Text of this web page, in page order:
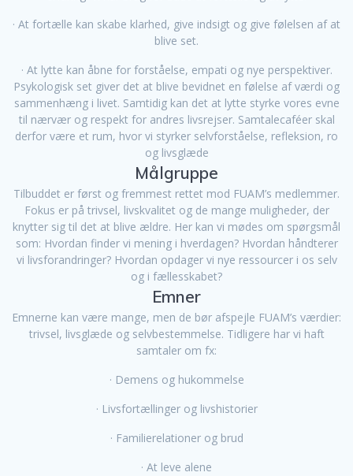
· At fortælle kan skabe klarhed, give indsigt og give følelsen af at
blive set.
· At lytte kan åbne for forståelse, empati og nye perspektiver.
Psykologisk set giver det at blive bevidnet en følelse af værdi og
sammenhæng i livet. Samtidig kan det at lytte styrke vores evne
til nærvær og respekt for andres livsrejser. Samtalecaféer skal
derfor være et rum, hvor vi styrker selvforståelse, refleksion, ro
og livsglæde
Målgruppe
Tilbuddet er først og fremmest rettet mod FUAM’s medlemmer.
Fokus er på trivsel, livskvalitet og de mange muligheder, der
knytter sig til det at blive ældre. Her kan vi mødes om spørgsmål
som: Hvordan finder vi mening i hverdagen? Hvordan håndterer
vi livsforandringer? Hvordan opdager vi nye ressourcer i os selv
og i fællesskabet?
Emner
Emnerne kan være mange, men de bør afspejle FUAM’s værdier:
trivsel, livsglæde og selvbestemmelse. Tidligere har vi haft
samtaler om fx:
· Demens og hukommelse
· Livsfortællinger og livshistorier
· Familierelationer og brud
· At leve alene